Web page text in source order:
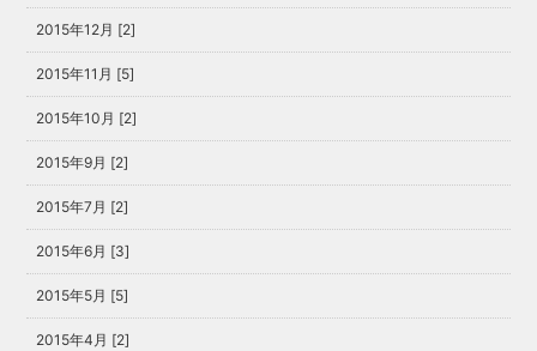
2015年12月 [2]
2015年11月 [5]
2015年10月 [2]
2015年9月 [2]
2015年7月 [2]
2015年6月 [3]
2015年5月 [5]
2015年4月 [2]